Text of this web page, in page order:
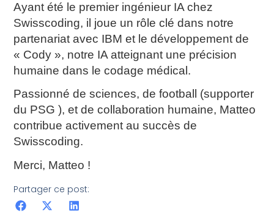
Ayant été le premier ingénieur IA chez
Swisscoding, il joue un rôle clé dans notre
partenariat avec IBM et le développement de
« Cody », notre IA atteignant une précision
humaine dans le codage médical.
Passionné de sciences, de football (supporter
du PSG ), et de collaboration humaine, Matteo
contribue activement au succès de
Swisscoding.
Merci, Matteo !
Partager ce post: